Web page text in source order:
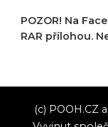
POZOR! Na
RAR přílohou.
(c) POOH.CZ